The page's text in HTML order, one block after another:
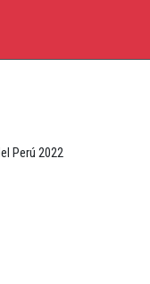
Perú 2022